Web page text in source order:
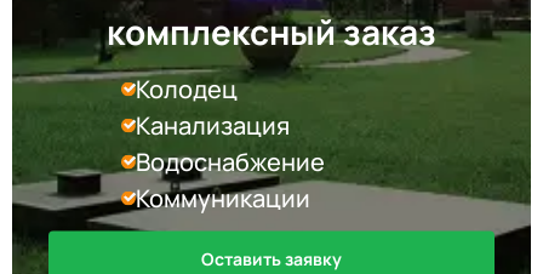
комплексный заказ
Колодец
Канализация
Водоснабжение
Коммуникации
Оставить заявку